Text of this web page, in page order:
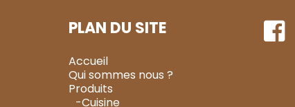
PLAN DU SITE
Accueil
Qui sommes nous ?
Produits
-Cuisine